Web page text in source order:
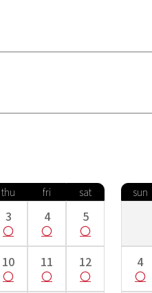
いします。
19号 21号
～106cm
ただいております。（商品詳細記載の対
thu fri sat
3 4 5
10 11 12
sun
4